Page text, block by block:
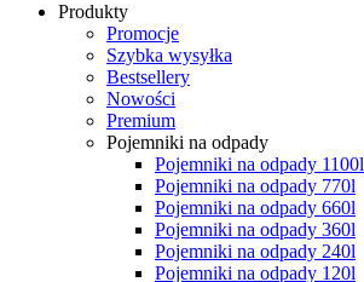
Produkty
Promocje
Szybka wysyłka
Bestsellery
Nowości
Premium
Pojemniki na odpady
Pojemniki na odpady 1100l
Pojemniki na odpady 770l
Pojemniki na odpady 660l
Pojemniki na odpady 360l
Pojemniki na odpady 240l
Pojemniki na odpady 120l